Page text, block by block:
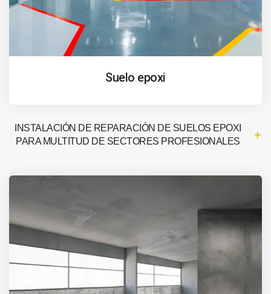
Suelo epoxi
INSTALACIÓN DE REPARACIÓN DE SUELOS EPOXI
PARA MULTITUD DE SECTORES PROFESIONALES